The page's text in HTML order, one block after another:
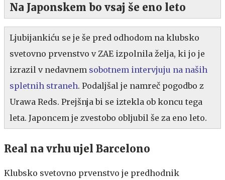
Na Japonskem bo vsaj še eno leto
Ljubijankiću se je še pred odhodom na klubsko
svetovno prvenstvo v ZAE izpolnila želja, ki jo je
izrazil v nedavnem sobotnem intervjuju na naših
spletnih straneh. Podaljšal je namreč pogodbo z
Urawa Reds. Prejšnja bi se iztekla ob koncu tega
leta. Japoncem je zvestobo obljubil še za eno leto.
Real na vrhu ujel Barcelono
Klubsko svetovno prvenstvo je predhodnik